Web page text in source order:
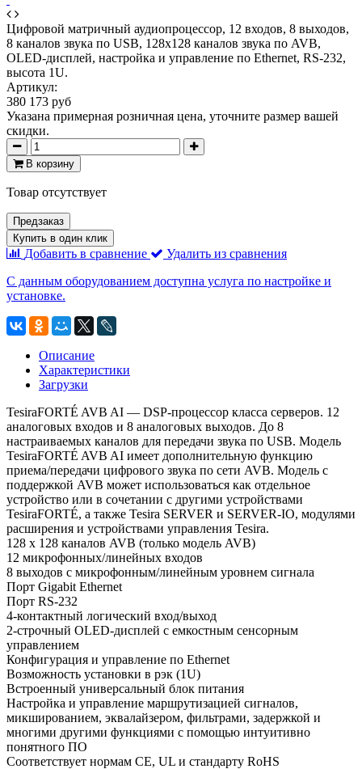
Цифровой матричный аудиопроцессор, 12 входов, 8 выходов,
8 каналов звука по USB, 128x128 каналов звука по AVB,
OLED-дисплей, настройка и управление по Ethernet, RS-232,
высота 1U.
Артикул:
380 173 руб
Указана примерная розничная цена, уточните размер вашей
скидки.
В корзину
Товар отсутствует
Предзаказ
Купить в один клик
Добавить в сравнение
Удалить из сравнения
С данным оборудованием доступна услуга по настройке и
установке.
Описание
Характеристики
Загрузки
TesiraFORTÉ AVB AI — DSP-процессор класса серверов. 12
аналоговых входов и 8 аналоговых выходов. До 8
настраиваемых каналов для передачи звука по USB. Модель
TesiraFORTÉ AVB AI имеет дополнительную функцию
приема/передачи цифрового звука по сети AVB. Модель с
поддержкой AVB может использоваться как отдельное
устройство или в сочетании с другими устройствами
TesiraFORTÉ, а также Tesira SERVER и SERVER-IO, модулями
расширения и устройствами управления Tesira.
128 x 128 каналов AVB (только модель AVB)
12 микрофонных/линейных входов
8 выходов с микрофонным/линейным уровнем сигнала
Порт Gigabit Ethernet
Порт RS-232
4-контактный логический вход/выход
2-строчный OLED-дисплей с емкостным сенсорным
управлением
Конфигурация и управление по Ethernet
Возможность установки в рэк (1U)
Встроенный универсальный блок питания
Настройка и управление маршрутизацией сигналов,
микшированием, эквалайзером, фильтрами, задержкой и
многими другими функциями с помощью интуитивно
понятного ПО
Соответствует нормам CE, UL и стандарту RoHS